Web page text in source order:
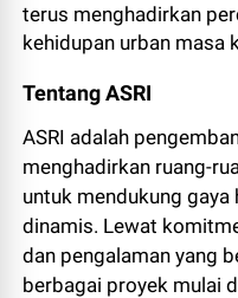
terus menghadirkan
kehidupan urban masa
Tentang ASRI
ASRI adalah
menghadirkan ruang-
untuk mendukung
dinamis. Lewat
dan pengalaman yang
berbagai proyek mulai